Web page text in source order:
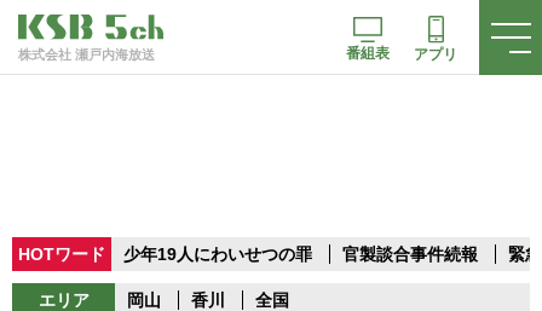
株式会社 瀬戸内海放送 番組表 アプリ
HOTワード 少年19人にわいせつの罪 官製談合事件続報 緊
エリア 岡山 香川 全国